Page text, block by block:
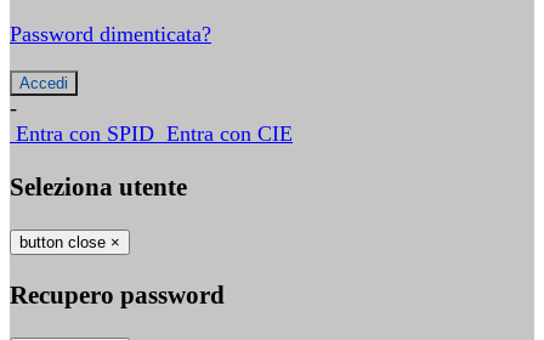
Password dimenticata?
-
Entra con SPID Entra con CIE
Seleziona utente
button close ×
Recupero password